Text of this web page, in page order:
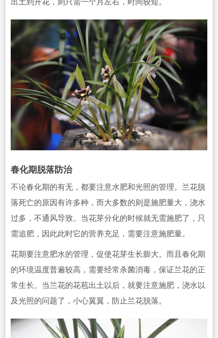
春化期脱落防治
不论春化期的有无，都要注意水肥和光照的管理。兰花脱
落死亡的原因有许多种，而大多数的则是施肥量大，浇水
过多，不通风导致。当花芽分化的时候就无需施肥了，只
需追肥，因此此时它的营养充足，需要注意施肥量。
花期要注意肥水的管理，促使花芽生长膨大。而且春化期
的环境温度普遍较高，需要经常杀菌消毒，保证兰花的正
常生长。当兰花的花苞出土以后，就要注意施肥，浇水以
及光照的问题了，小心翼翼，防止兰花脱落。